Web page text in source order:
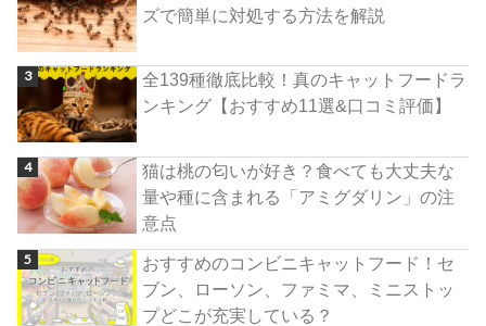
ズで簡単に対処する方法を解説
全139種徹底比較！真のキャットフードラ
ンキング【おすすめ11選&口コミ評価】
猫は桃の匂いが好き？食べても大丈夫な
量や種に含まれる「アミグダリン」の注
意点
おすすめのコンビニキャットフード！セ
ブン、ローソン、ファミマ、ミニストッ
プどこが充実している？